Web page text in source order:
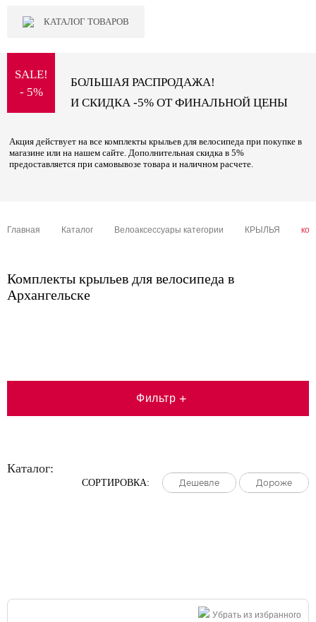
КАТАЛОГ ТОВАРОВ
SALE!
- 5%
БОЛЬШАЯ РАСПРОДАЖА!
И СКИДКА -5% ОТ ФИНАЛЬНОЙ ЦЕНЫ
Акция действует на все комплекты крыльев для велосипеда при покупке в
магазине или на нашем сайте. Дополнительная скидка в 5%
предоставляется при самовывозе товара и наличном расчете.
Главная Каталог Велоаксессуары категории КРЫЛЬЯ
Комплекты крыльев для велосипеда в
Архангельске
Фильтр +
Каталог:
СОРТИРОВКА: Дешевле
Дешевле
Дешевле Дороже
Дороже
Дороже
Убрать из избранного